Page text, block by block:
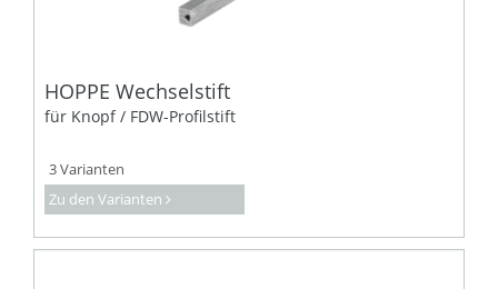
HOPPE Wechselstift
für Knopf / FDW-Profilstift
3 Varianten
Zu den Varianten